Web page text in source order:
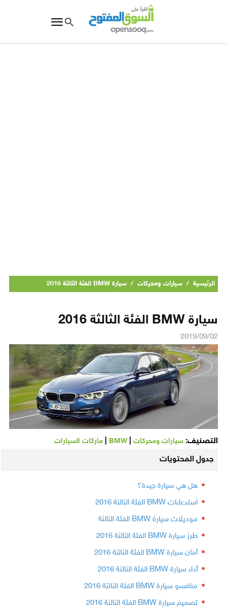
الرئيسية / سيارات ومحركات / سيارة BMW الفئة الثالثة 2016
سيارة BMW الفئة الثالثة 2016
2019/09/02
التصنيف: سيارات ومحركات|
BMW ماركات السيارات
جدول المحتويات
هل هي سيارة جيدة؟
استدعاءات BMW الفئة الثالثة 2016
موديلات سيارة BMW الفئة الثالثة
طرز سيارة BMW الفئة الثالثة 2016
أمان سيارة BMW الفئة الثالثة 2016
أداء سيارة BMW الفئة الثالثة 2016
منافسو سيارة BMW الفئة الثالثة 2016
تصميم سيارة BMW الفئة الثالثة 2016